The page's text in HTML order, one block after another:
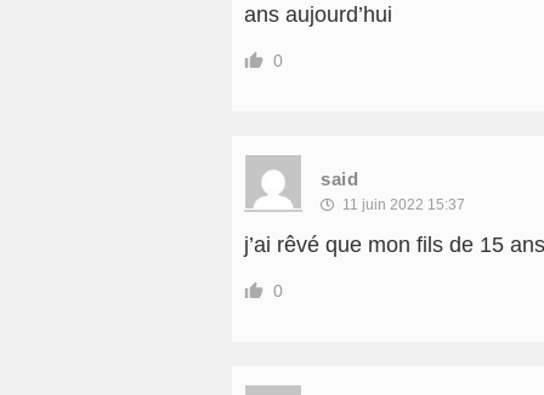
ans aujourd’hui
0
said
11 juin 2022 15:37
j’ai rêvé que mon fils de 15
0